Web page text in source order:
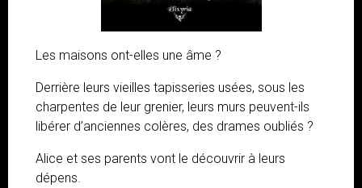
Les maisons ont-elles une âme ?
Derrière leurs vieilles tapisseries usées, sous les
charpentes de leur grenier, leurs murs peuvent-ils
libérer d’anciennes colères, des drames oubliés ?
Alice et ses parents vont le découvrir à leurs
dépens.